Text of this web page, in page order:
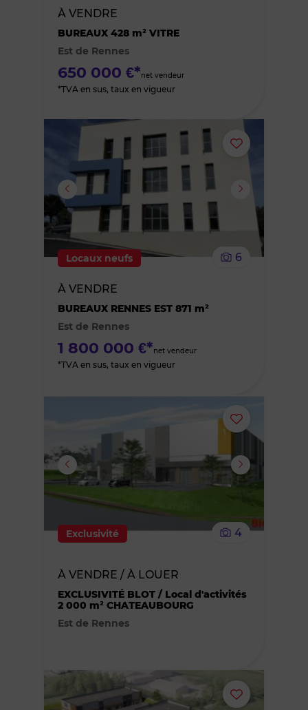
À VENDRE
BUREAUX 428 m² VITRE
Est de Rennes
650 000 €*net vendeur
*TVA en sus, taux en vigueur
Ajouter
supprimer
Locaux neufs 6
À VENDRE
BUREAUX RENNES EST 871 m²
Est de Rennes
1 800 000 €*net vendeur
*TVA en sus, taux en vigueur
Ajouter
ou
supprimer
Exclusivité 4
À VENDRE / À LOUER
EXCLUSIVITÉ BLOT / Local d'activités
2 000 m² CHATEAUBOURG
Est de Rennes
Ajouter